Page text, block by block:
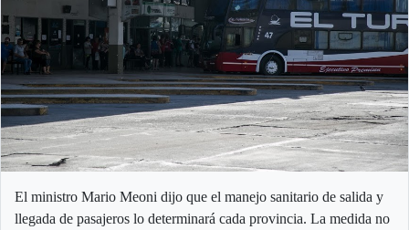
El ministro Mario Meoni dijo que el manejo sanitario de salida y
llegada de pasajeros lo determinará cada provincia. La medida no